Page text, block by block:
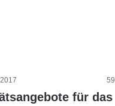
59
für das